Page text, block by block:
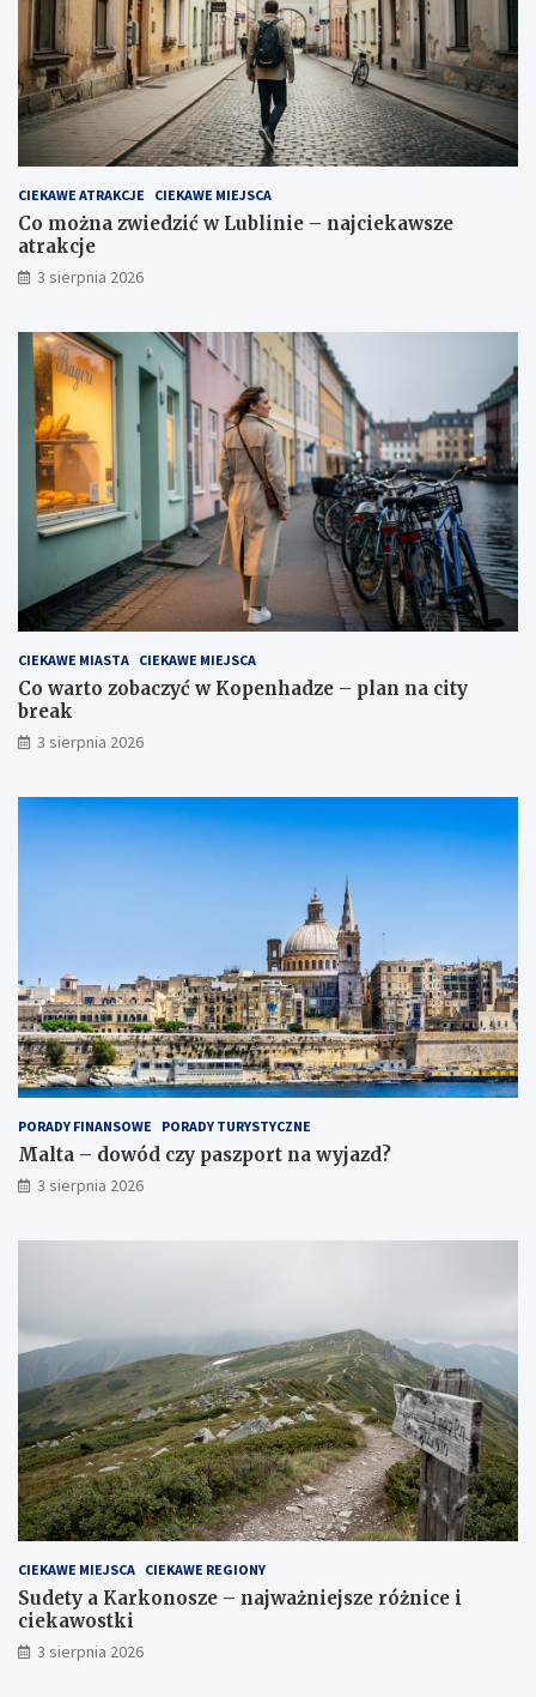
CIEKAWE ATRAKCJE CIEKAWE MIEJSCA
Co można zwiedzić w Lublinie – najciekawsze
atrakcje
3 sierpnia 2026
CIEKAWE MIASTA CIEKAWE MIEJSCA
Co warto zobaczyć w Kopenhadze – plan na city
break
3 sierpnia 2026
PORADY FINANSOWE PORADY TURYSTYCZNE
Malta – dowód czy paszport na wyjazd?
3 sierpnia 2026
CIEKAWE MIEJSCA CIEKAWE REGIONY
Sudety a Karkonosze – najważniejsze różnice i
ciekawostki
3 sierpnia 2026